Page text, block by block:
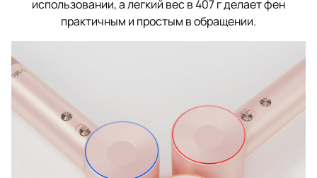
использовании, а легкий вес в 407 г делает фен
практичным и простым в обращении.